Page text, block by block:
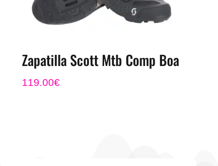
Zapatilla Scott Mtb Comp Boa
119.00€